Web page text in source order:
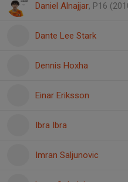
Daniel Alnajjar, P16
Dante Lee Stark
Dennis Hoxha
Einar Eriksson
Ibra Ibra
Imran Saljunovic